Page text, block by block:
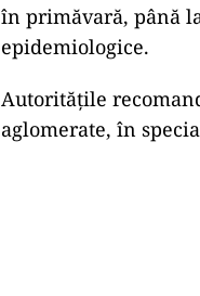
în primăvară, până
epidemiologice.
Autoritățile
aglomerate, în